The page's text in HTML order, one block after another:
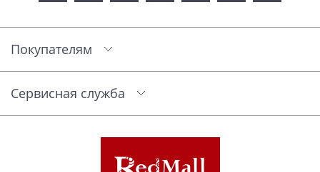
Покупателям
Сервисная служба